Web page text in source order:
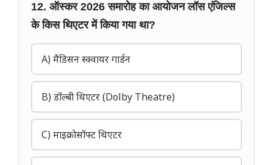
12. ऑस्कर 2026 समारोह का आयोजन लॉस एंजिल्स
के किस थिएटर में किया गया था?
A) मैडिसन स्क्वायर गार्डन
B) डॉल्बी थिएटर (Dolby Theatre)
C) माइक्रोसॉफ्ट थिएटर